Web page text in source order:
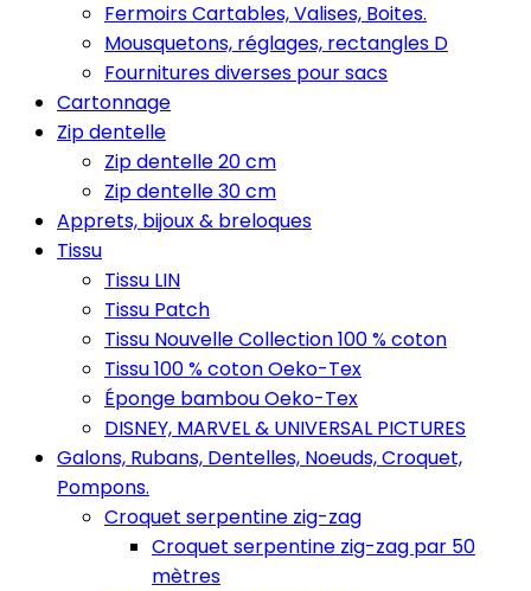
Fermoirs Cartables, Valises, Boites.
Mousquetons, réglages, rectangles D
Fournitures diverses pour sacs
Cartonnage
Zip dentelle
Zip dentelle 20 cm
Zip dentelle 30 cm
Apprets, bijoux & breloques
Tissu
Tissu LIN
Tissu Patch
Tissu Nouvelle Collection 100 % coton
Tissu 100 % coton Oeko-Tex
Éponge bambou Oeko-Tex
DISNEY, MARVEL & UNIVERSAL PICTURES
Galons, Rubans, Dentelles, Noeuds, Croquet,
Pompons.
Croquet serpentine zig-zag
Croquet serpentine zig-zag par 50
mètres